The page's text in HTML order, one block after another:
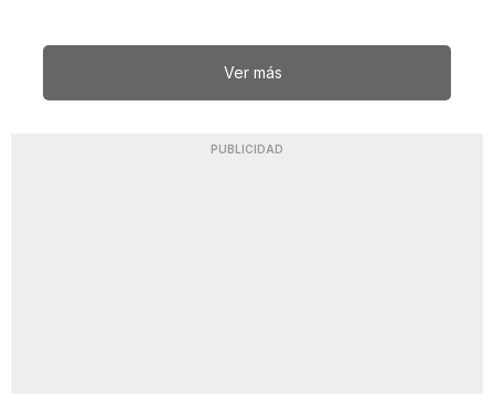
Ver más
PUBLICIDAD